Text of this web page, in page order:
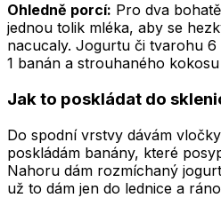
Ohledně porcí: Pro dva
jednou tolik mléka, aby se
nacucaly. Jogurtu či tvarohu
1 banán a strouhaného
Jak to poskládat do
Do spodní vrstvy dávám
poskládám banány, které
Nahoru dám rozmíchaný
už to dám jen do lednice a